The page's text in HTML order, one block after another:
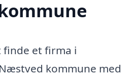
finde et firma i
kommune med